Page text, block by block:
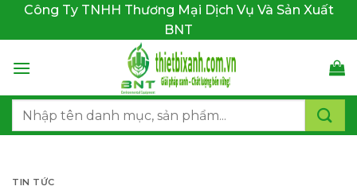
dung
Công Ty TNHH Thương Mại Dịch Vụ Và Sản Xuất
BNT
Tìm
TIN TỨC